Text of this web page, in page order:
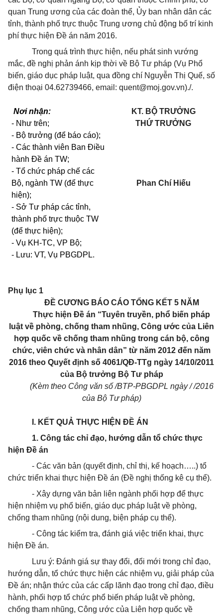
quan Trung ương của các đoàn thể, Ủy ban nhân dân các
tỉnh, thành phố trực thuộc Trung ương chủ động bố trí kinh
phí thực hiện Đề án năm 2016.
Trong quá trình thực hiện, nếu phát sinh vướng
mắc, đề nghị phản ánh kịp thời về Bộ Tư pháp (Vụ Phổ
biến, giáo dục pháp luật, qua đồng chí Nguyễn Thị Quế, số
điện thoại 04.62739466, email: quent@moj.gov.vn)./.
Nơi nhận:
- Như trên;
- Bộ trưởng (để báo cáo);
- Các thành viên Ban Điều
hành Đề án TW;
- Tổ chức pháp chế các
Bộ, ngành TW (để thực
hiện);
- Sở Tư pháp các tỉnh,
thành phố trực thuộc TW
(để thực hiện);
- Vụ KH-TC, VP Bộ;
- Lưu: VT, Vụ PBGDPL.
KT. BỘ TRƯỞNG
THỨ TRƯỞNG
Phan Chí Hiếu
Phụ lục 1
ĐỀ CƯƠNG BÁO CÁO TỔNG KẾT 5 NĂM
Thực hiện Đề án “Tuyên truyền, phổ biến pháp
luật về phòng, chống tham nhũng, Công ước của Liên
hợp quốc về chống tham nhũng trong cán bộ, công
chức, viên chức và nhân dân” từ năm 2012 đến năm
2016 theo Quyết định số 4061/QĐ-TTg ngày 14/10/2011
của Bộ trưởng Bộ Tư pháp
(Kèm theo Công văn số /BTP-PBGDPL ngày / /2016
của Bộ Tư pháp)
I. KẾT QUẢ THỰC HIỆN ĐỀ ÁN
1. Công tác chỉ đạo, hướng dẫn tổ chức thực
hiện Đề án
- Các văn bản (quyết định, chỉ thị, kế hoạch…..) tổ
chức triển khai thực hiện Đề án (Đề nghị thống kê cụ thể).
- Xây dựng văn bản liên ngành phối hợp để thực
hiện nhiệm vụ phổ biến, giáo dục pháp luật về phòng,
chống tham nhũng (nội dung, biện pháp cụ thể).
- Công tác kiểm tra, đánh giá việc triển khai, thực
hiện Đề án.
Lưu ý: Đánh giá sự thay đổi, đổi mới trong chỉ đạo,
hướng dẫn, tổ chức thực hiện các nhiệm vụ, giải pháp của
Đề án; nhận thức của các cấp lãnh đạo trong chỉ đạo, điều
hành, phối hợp tổ chức phổ biến pháp luật về phòng,
chống tham nhũng, Công ước của Liên hợp quốc về